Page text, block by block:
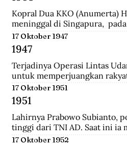
pabrik-pabrik di luar kota,
dikelola jagoan-jagoan
demonstrasi itu, dengan
bergerak ke istana presiden,
parlemen.
Kopral Dua KKO (Anumerta)
meninggal di Singapura,
salah satu dari dua anggota
disebut Korps Marinir
Singapura pada saat
Malaysia. Bersama dengan
lainnya bernama Usman, ia
pemerintah Singapura pada
tuduhan meletakkan bom di
Singapura yang padat pada 10
17 Oktober 1947
1947
Terjadinya Operasi Lintas
untuk memperjuangkan
ini berhasil menerobos
berhasil menerjunkan
dan membantu pasukan
NICA.
17 Oktober 1951
1951
Lahirnya Prabowo Subianto,
tinggi dari TNI AD. Saat ini ia
Menteri Pertahanan.
17 Oktober 1952